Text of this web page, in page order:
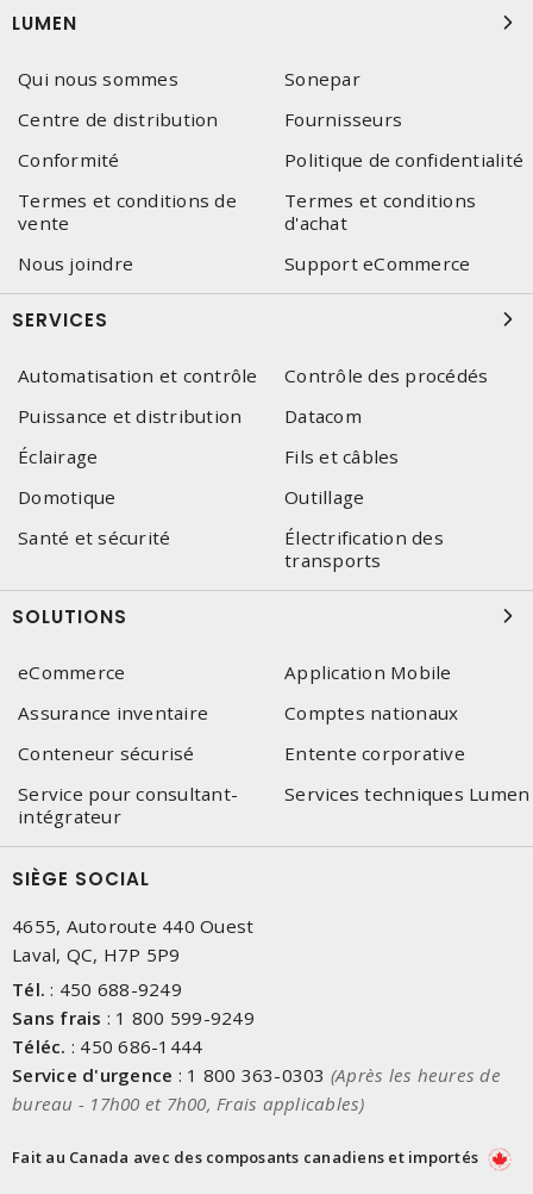
LUMEN
Qui nous sommes
Sonepar
Centre de distribution
Fournisseurs
Conformité
Politique de confidentialité
Termes et conditions de
vente
Termes et conditions
d'achat
Nous joindre
Support eCommerce
SERVICES
Automatisation et contrôle
Contrôle des procédés
Puissance et distribution
Datacom
Éclairage
Fils et câbles
Domotique
Outillage
Santé et sécurité
Électrification des
transports
SOLUTIONS
eCommerce
Application Mobile
Assurance inventaire
Comptes nationaux
Conteneur sécurisé
Entente corporative
Service pour consultant-
intégrateur
Services techniques Lumen
SIÈGE SOCIAL
4655, Autoroute 440 Ouest
Laval, QC, H7P 5P9
Tél. : 450 688-9249
Sans frais : 1 800 599-9249
Téléc. : 450 686-1444
Service d'urgence : 1 800 363-0303 (Après les heures de
bureau - 17h00 et 7h00, Frais applicables)
Fait au Canada avec des composants canadiens et importés